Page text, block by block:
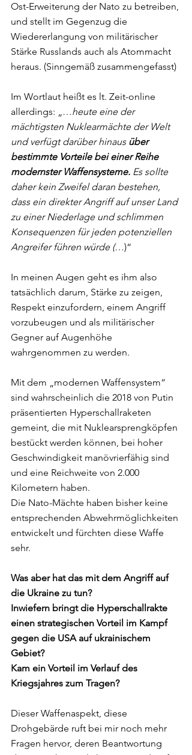
Ost-Erweiterung der Nato zu betreiben,
und stellt im Gegenzug die
Wiedererlangung von militärischer
Stärke Russlands auch als Atommacht
heraus. (Sinngemäß zusammengefasst)
Im Wortlaut heißt es lt. Zeit-online
allerdings: „…heute eine der
mächtigsten Nuklearmächte der Welt
und verfügt darüber hinaus über
bestimmte Vorteile bei einer Reihe
modernster Waffensysteme. Es sollte
daher kein Zweifel daran bestehen,
dass ein direkter Angriff auf unser Land
zu einer Niederlage und schlimmen
Konsequenzen für jeden potenziellen
Angreifer führen würde (…)“
In meinen Augen geht es ihm also
tatsächlich darum, Stärke zu zeigen,
Respekt einzufordern, einem Angriff
vorzubeugen und als militärischer
Gegner auf Augenhöhe
wahrgenommen zu werden.
Mit dem „modernen Waffensystem“
sind wahrscheinlich die 2018 von Putin
präsentierten Hyperschallraketen
gemeint, die mit Nuklearsprengköpfen
bestückt werden können, bei hoher
Geschwindigkeit manövrierfähig sind
und eine Reichweite von 2.000
Kilometern haben.
Die Nato-Mächte haben bisher keine
entsprechenden Abwehrmöglichkeiten
entwickelt und fürchten diese Waffe
sehr.
Was aber hat das mit dem Angriff auf
die Ukraine zu tun?
Inwiefern bringt die Hyperschallrakte
einen strategischen Vorteil im Kampf
gegen die USA auf ukrainischem
Gebiet?
Kam ein Vorteil im Verlauf des
Kriegsjahres zum Tragen?
Dieser Waffenaspekt, diese
Drohgebärde ruft bei mir noch mehr
Fragen hervor, deren Beantwortung